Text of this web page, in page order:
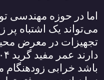
اما در حوزه
می‌تواند یک اشتباه پر
تجهیزات در معرض
دارند عمر مفید گرید
باشد خرابی زودهنگام